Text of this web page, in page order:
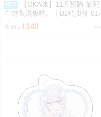
預購
【OKA咪】11月預購 靠死
亡遊戲混飯吃。｜B2縦掛軸 01/
(新繪插畫) (幽鬼)
售價 1140